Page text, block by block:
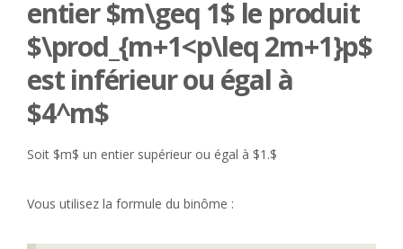
entier $m\geq 1$ le produit
$\prod_{m+1<p\leq 2m+1}p$
est inférieur ou égal à
$4^m$
Soit $m$ un entier supérieur ou égal à $1.$
Vous utilisez la formule du binôme :